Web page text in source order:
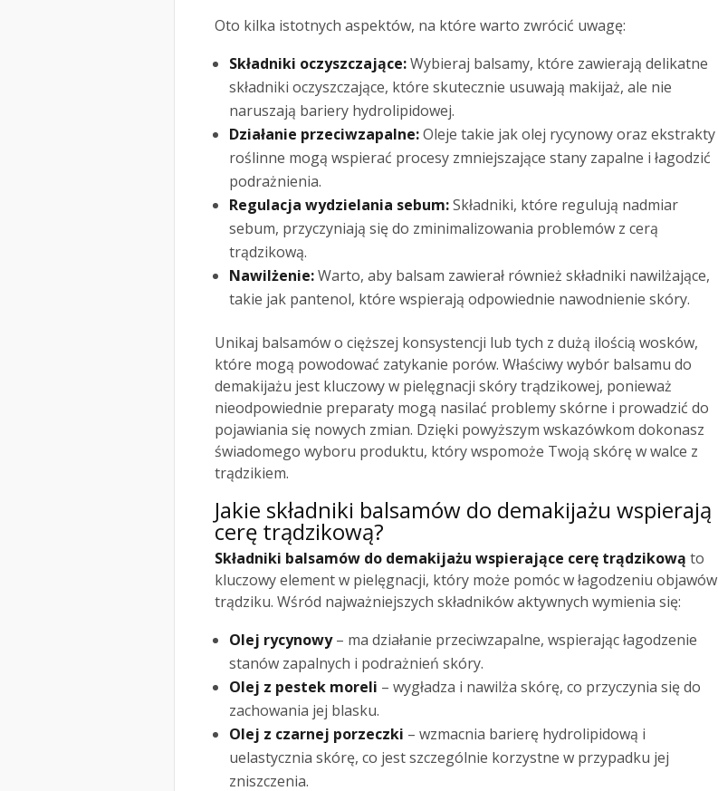
Oto kilka istotnych aspektów, na które warto zwrócić uwagę:
Składniki oczyszczające:Wybieraj balsamy, które zawierają delikatne
składniki oczyszczające, które skutecznie usuwają makijaż, ale nie
naruszają bariery hydrolipidowej.
Działanie przeciwzapalne:Oleje takie jak olej rycynowy oraz ekstrakty
roślinne mogą wspierać procesy zmniejszające stany zapalne i łagodzić
podrażnienia.
Regulacja wydzielania sebum:Składniki, które regulują nadmiar
sebum, przyczyniają się do zminimalizowania problemów z cerą
trądzikową.
Nawilżenie:Warto, aby balsam zawierał również składniki nawilżające,
takie jak pantenol, które wspierają odpowiednie nawodnienie skóry.
Unikaj balsamów o cięższej konsystencji lub tych z dużą ilością wosków,
które mogą powodować zatykanie porów. Właściwy wybór balsamu do
demakijażu jest kluczowy w pielęgnacji skóry trądzikowej, ponieważ
nieodpowiednie preparaty mogą nasilać problemy skórne i prowadzić do
pojawiania się nowych zmian. Dzięki powyższym wskazówkom dokonasz
świadomego wyboru produktu, który wspomoże Twoją skórę w walce z
trądzikiem.
Jakie składniki balsamów do demakijażu wspierają
cerę trądzikową?
Składniki balsamów do demakijażu wspierające cerę trądzikową to
kluczowy element w pielęgnacji, który może pomóc w łagodzeniu objawów
trądziku. Wśród najważniejszych składników aktywnych wymienia się:
Olej rycynowy– ma działanie przeciwzapalne, wspierając łagodzenie
stanów zapalnych i podrażnień skóry.
Olej z pestek moreli – wygładza i nawilża skórę, co przyczynia się do
zachowania jej blasku.
Olej z czarnej porzeczki – wzmacnia barierę hydrolipidową i
uelastycznia skórę, co jest szczególnie korzystne w przypadku jej
zniszczenia.